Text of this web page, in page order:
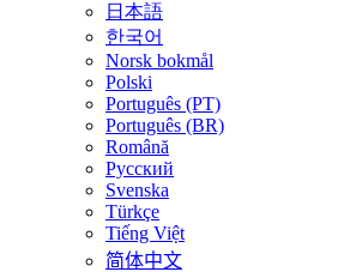
日本語
한국어
Norsk bokmål
Polski
Português (PT)
Português (BR)
Română
Русский
Svenska
Türkçe
Tiếng Việt
简体中文